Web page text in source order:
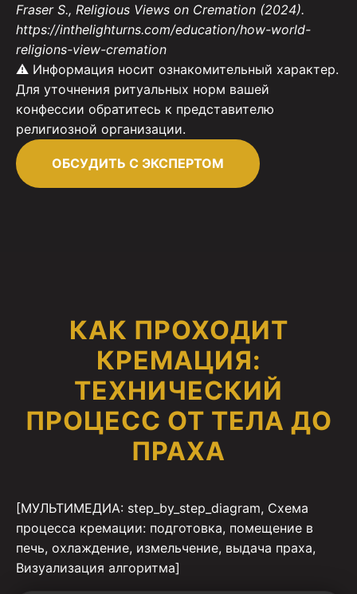
Fraser S., Religious Views on Cremation (2024).
https://inthelighturns.com/education/how-world-
religions-view-cremation
⚠️ Информация носит ознакомительный характер.
Для уточнения ритуальных норм вашей
конфессии обратитесь к представителю
религиозной организации.
ОБСУДИТЬ С ЭКСПЕРТОМ
КАК ПРОХОДИТ
КРЕМАЦИЯ:
ТЕХНИЧЕСКИЙ
ПРОЦЕСС ОТ ТЕЛА ДО
ПРАХА
[МУЛЬТИМЕДИА: step_by_step_diagram, Схема
процесса кремации: подготовка, помещение в
печь, охлаждение, измельчение, выдача праха,
Визуализация алгоритма]